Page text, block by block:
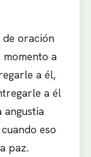
de oración
a
a él,
a él
angustia
eso
paz.